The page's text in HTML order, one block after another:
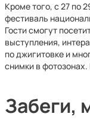
Кроме того, с 27 по
фестиваль
Гости смогут
выступления,
по джигитовке и
снимки в
Забеги,